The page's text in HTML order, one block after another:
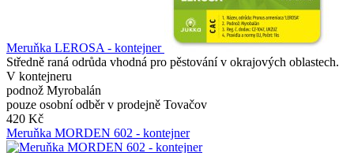
Meruňka LEROSA - kontejner
Středně raná odrůda vhodná pro pěstování v okrajových oblastech.
V kontejneru
podnož Myrobalán
pouze osobní odběr v prodejně Tovačov
420 Kč
Meruňka MORDEN 602 - kontejner